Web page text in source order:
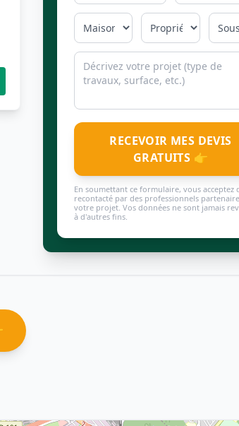
RECEVOIR MES DEVIS
GRATUITS 👉
En soumettant ce formulaire, vous acceptez
recontacté par des professionnels
votre projet. Vos données ne sont jamais
à d'autres fins.